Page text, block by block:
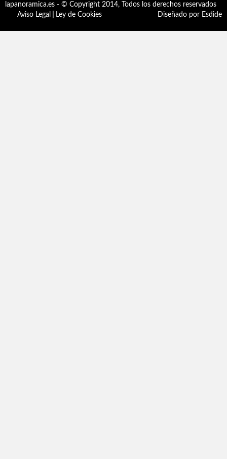
lapanoramica.es - © Copyright 2014, Todos los derechos reservados
Aviso Legal
Ley de Cookies Diseñado por Esdide